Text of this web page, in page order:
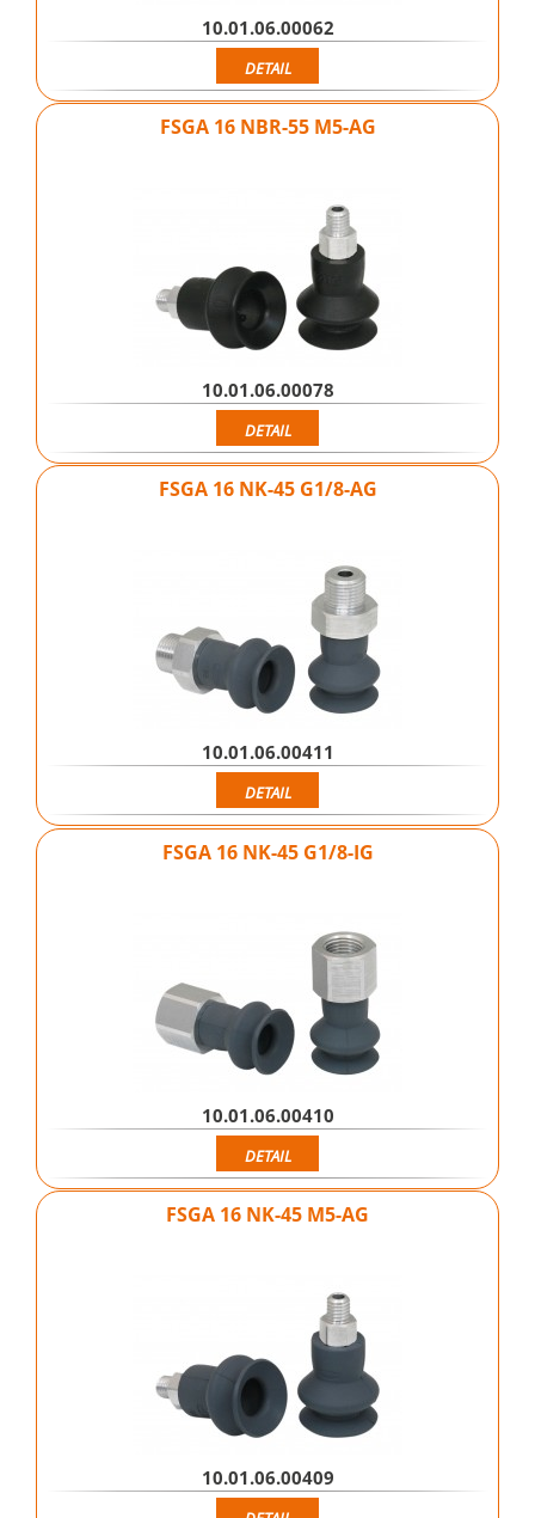
10.01.06.00062
DETAIL
FSGA 16 NBR-55 M5-AG
10.01.06.00078
DETAIL
FSGA 16 NK-45 G1/8-AG
10.01.06.00411
DETAIL
FSGA 16 NK-45 G1/8-IG
10.01.06.00410
DETAIL
FSGA 16 NK-45 M5-AG
10.01.06.00409